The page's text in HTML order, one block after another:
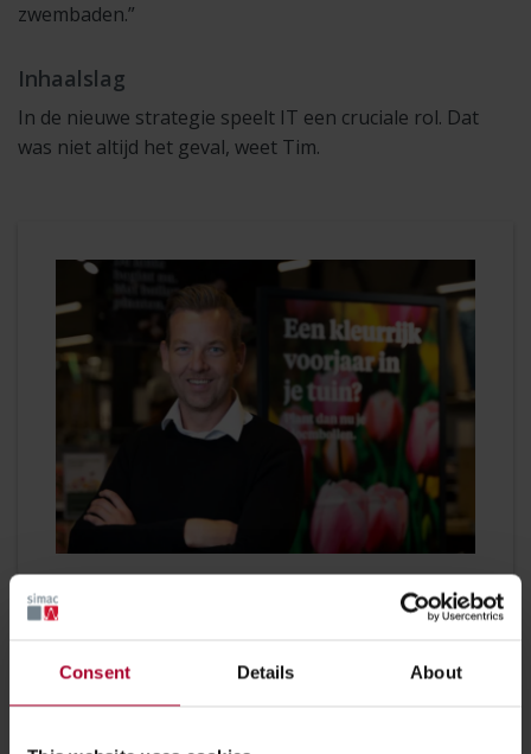
Consent Details About
zwembaden.”
Inhaalslag
In de nieuwe strategie speelt IT een cruciale rol. Dat
was niet altijd het geval, weet Tim.
in IT. Daardoor liepen we tegen beperkingen aan die
verdere groei lastig maakten. We waren te afhankelijk